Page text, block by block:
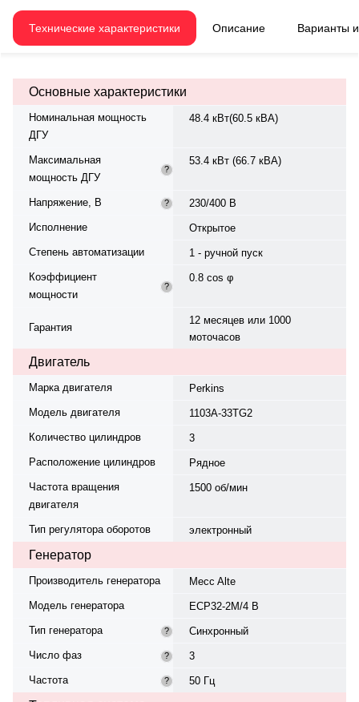
оборотов. Система охлаждения
— жидкостная. Частота
230/400 В, 50 Гц, . Расход
топлива: 14 л/ч при 75%.. Время
мощности — 17.1 ч. Уровень
шума — 96 дБ. Вес — 909 кг,
Производство: Италия, гарантия
— 12 месяцев или 1000
Технические характеристики Описание Варианты
Основные характеристики
Номинальная мощность
ДГУ
48.4 кВт(60.5 кВА)
Максимальная
мощность ДГУ
?
53.4 кВт (66.7 кВА)
Напряжение, В ?
230/400 В
Исполнение
Открытое
Степень автоматизации
1 - ручной пуск
Коэффициент
мощности
?
0.8 cos φ
Гарантия
12 месяцев или 1000
моточасов
Двигатель
Марка двигателя
Perkins
Модель двигателя
1103A-33TG2
Количество цилиндров
3
Расположение цилиндров
Рядное
Частота вращения
двигателя
1500 об/мин
Тип регулятора оборотов электронный
Генератор
Производитель генератора
Mecc Alte
Модель генератора
ECP32-2M/4 B
Тип генератора
?
Синхронный
Число фаз
?
3
Частота
? 50 Гц